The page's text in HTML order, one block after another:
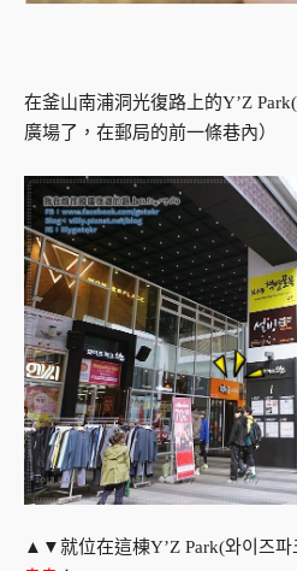
在釜山南浦洞光復路上的Y’Z
廣場了，在郵局的前一條巷內）
▲▼就位在這棟Y’Z Park(와이즈파